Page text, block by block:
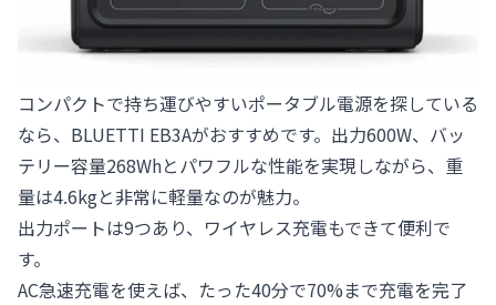
コンパクトで持ち運びやすいポータブル電源を探している
なら、BLUETTI EB3Aがおすすめです。出力600W、バッ
テリー容量268Whとパワフルな性能を実現しながら、重
量は4.6kgと非常に軽量なのが魅力。
出力ポートは9つあり、ワイヤレス充電もできて便利で
す。
AC急速充電を使えば、たった40分で70%まで充電を完了